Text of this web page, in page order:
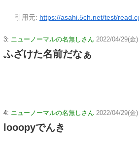
引用元: https://asahi.5ch.net/test/
3: ニューノーマルの名無しさん 2022/04/29(金
ふざけた名前だなぁ
4: ニューノーマルの名無しさん 2022/04/29(
looopyでんき